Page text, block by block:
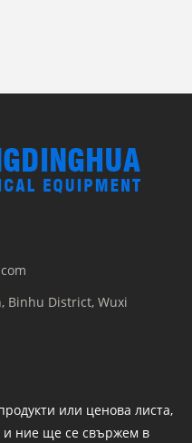
Binhu District, Wuxi
или ценова листа,
и ние ще се свържем в